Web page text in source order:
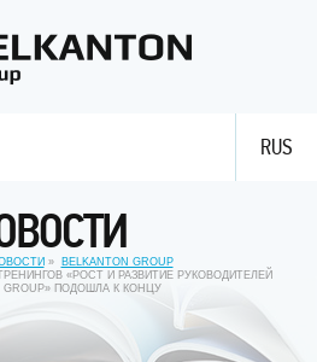
RUS
BELKANTON GROUP
«РОСТ И РАЗВИТИЕ РУКОВОДИТЕЛЕЙ
GROUP» ПОДОШЛА К КОНЦУ